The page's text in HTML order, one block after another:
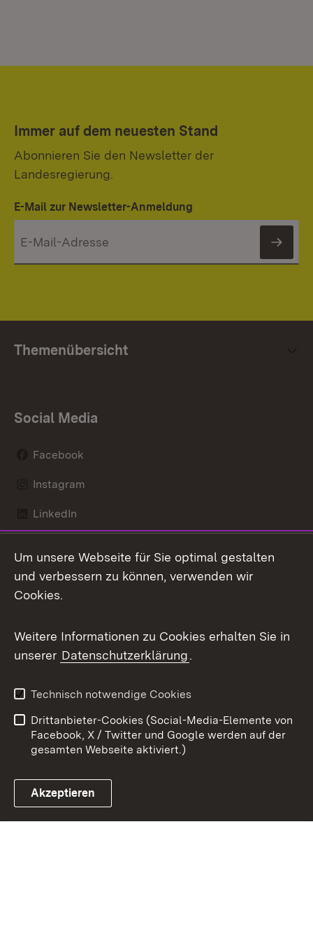
Immer auf dem neuesten Stand
Abonnieren Sie den Newsletter der
Landesregierung.
E-Mail zur Newsletter-Anmeldung
Themenübersicht
Social Media
Facebook
Instagram
LinkedIn
X / Twitter
Youtube
Link zum Landesportal
Kontakt
Datenschutz
Barrierefreiheit
Impressum
Cookies
Um unsere Webseite für Sie optimal gestalten
und verbessern zu können, verwenden wir
Cookies.
Weitere Informationen zu Cookies erhalten Sie in
unserer Datenschutzerklärung.
Technisch notwendige Cookies
Drittanbieter-Cookies (Social-Media-Elemente von
Facebook, X / Twitter und Google werden auf der
gesamten Webseite aktiviert.)
Akzeptieren